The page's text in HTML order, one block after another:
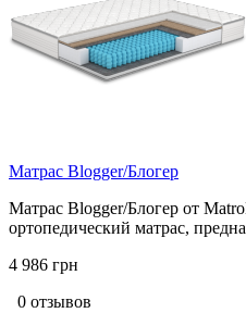
Матрас Blogger/Блогер
Матрас Blogger/Блогер от
ортопедический матрас,
4 986 грн
0 отзывов